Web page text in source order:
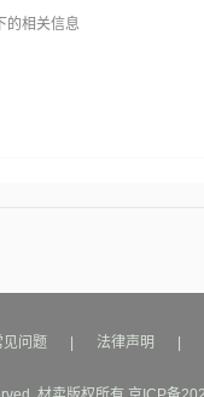
的相关信息
见问题 法律声明